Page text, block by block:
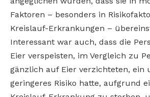
Faktoren – besonders in
Kreislauf-Erkrankungen –
Interessant war auch, dass die
Eier verspeisten, im Vergleich zu
gänzlich auf Eier verzichteten, ein
geringeres Risiko hatte, aufgrund